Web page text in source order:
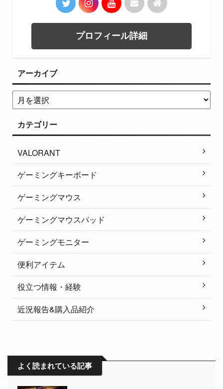
プロフィール詳細
アーカイブ
カテゴリー
VALORANT
ゲーミングキーボード
ゲーミングマウス
ゲーミングマウスパッド
ゲーミングモニター
便利アイテム
役立つ情報・経験
近況報告&購入品紹介
よく読まれている記事